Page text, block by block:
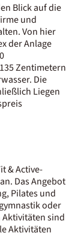
Blick auf die
und
Von hier
der Anlage
Zentimetern
Die
Liegen
& Active-
Das Angebot
Pilates und
oder
sind
Aktivitäten